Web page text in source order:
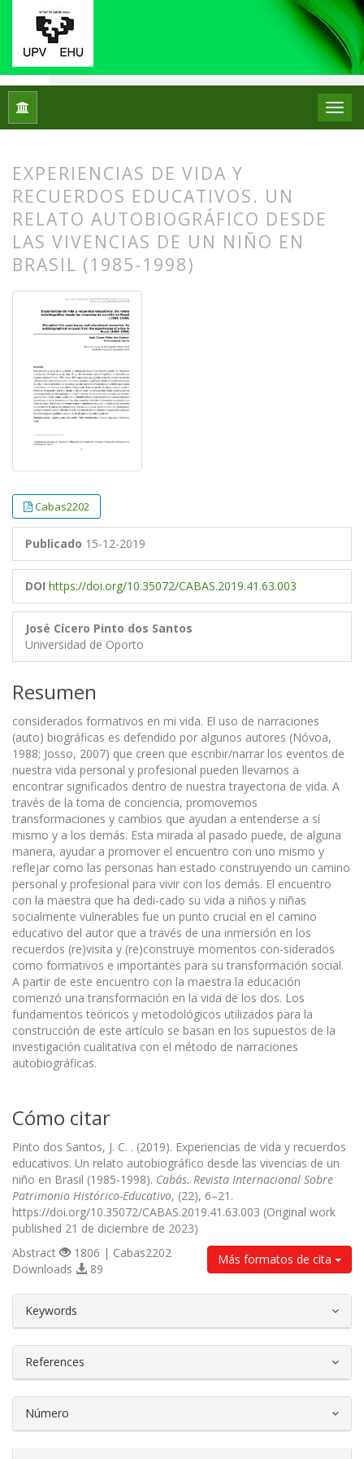
Inicio Núm. 22 (2019): Monográfico: Historias de
EXPERIENCIAS DE VIDA Y
RECUERDOS EDUCATIVOS. UN
RELATO AUTOBIOGRÁFICO DESDE
LAS VIVENCIAS DE UN NIÑO EN
BRASIL (1985-1998)
Cabas2202
Publicado 15-12-2019
DOI https://doi.org/10.35072/CABAS.2019.41.63.003
José Cícero Pinto dos Santos
Universidad de Oporto
Resumen
considerados formativos en mi vida. El uso de narraciones
(auto) biográficas es defendido por algunos autores (Nóvoa,
1988; Josso, 2007) que creen que escribir/narrar los eventos de
nuestra vida personal y profesional pueden llevarnos a
encontrar significados dentro de nuestra trayectoria de vida. A
través de la toma de conciencia, promovemos
transformaciones y cambios que ayudan a entenderse a sí
mismo y a los demás. Esta mirada al pasado puede, de alguna
manera, ayudar a promover el encuentro con uno mismo y
reflejar como las personas han estado construyendo un camino
personal y profesional para vivir con los demás. El encuentro
con la maestra que ha dedi-cado su vida a niños y niñas
socialmente vulnerables fue un punto crucial en el camino
educativo del autor que a través de una inmersión en los
recuerdos (re)visita y (re)construye momentos con-siderados
como formativos e importantes para su transformación social.
A partir de este encuentro con la maestra la educación
comenzó una transformación en la vida de los dos. Los
fundamentos teóricos y metodológicos utilizados para la
construcción de este artículo se basan en los supuestos de la
investigación cualitativa con el método de narraciones
autobiográficas.
Cómo citar
Pinto dos Santos, J. C. . (2019). Experiencias de vida y recuerdos
educativos. Un relato autobiográfico desde las vivencias de un
niño en Brasil (1985-1998). Cabás. Revista Internacional Sobre
Patrimonio Histórico-Educativo, (22), 6–21.
https://doi.org/10.35072/CABAS.2019.41.63.003 (Original work
published 21 de diciembre de 2023)
Más formatos de cita
Abstract
1806 | Cabas2202
Downloads
89
Keywords
References
Número